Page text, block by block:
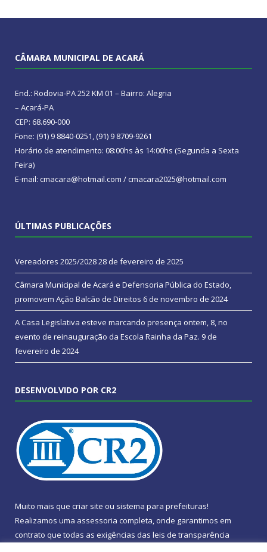
CÂMARA MUNICIPAL DE ACARÁ
End.: Rodovia-PA 252 KM 01 – Bairro: Alegria
– Acará-PA
CEP: 68.690-000
Fone: (91) 9 8840-0251, (91) 9 8709-9261
Horário de atendimento: 08:00hs às 14:00hs (Segunda a Sexta
Feira)
E-mail: cmacara@hotmail.com / cmacara2025@hotmail.com
ÚLTIMAS PUBLICAÇÕES
Vereadores 2025/202828 de fevereiro de 2025
Câmara Municipal de Acará e Defensoria Pública do Estado,
promovem Ação Balcão de Direitos 6 de novembro de 2024
A Casa Legislativa esteve marcando presença ontem, 8, no
evento de reinauguração da Escola Rainha da Paz. 9 de
fevereiro de 2024
DESENVOLVIDO POR CR2
Muito mais que criar site ou sistema para prefeituras!
Realizamos uma assessoria completa, onde garantimos em
contrato que todas as exigências das leis de transparência